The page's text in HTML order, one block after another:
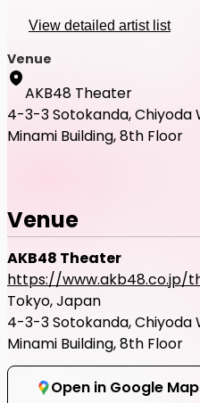
View detailed artist list
Venue
AKB48 Theater
4-3-3 Sotokanda, Chiyoda
Minami Building, 8th Floor
Venue
AKB48 Theater
https://www.akb48.co.jp/
Tokyo, Japan
4-3-3 Sotokanda, Chiyoda
Minami Building, 8th Floor
Open in Google